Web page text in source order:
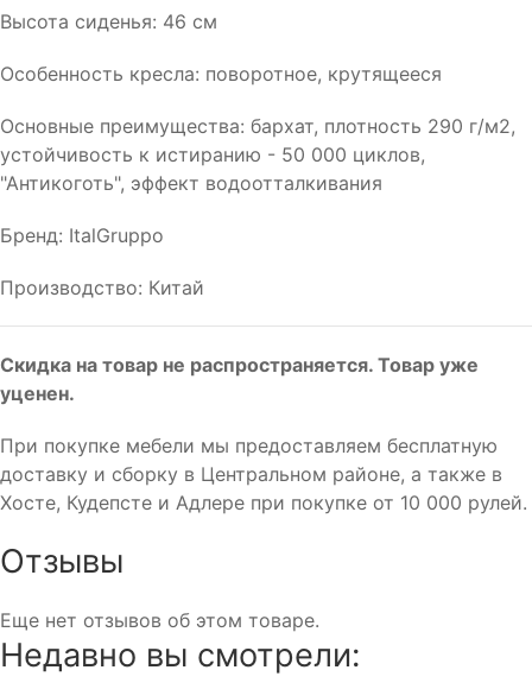
Высота сиденья: 46 см
Особенность кресла: поворотное, крутящееся
Основные преимущества: бархат, плотность 290 г/м2,
устойчивость к истиранию - 50 000 циклов,
"Антикоготь", эффект водоотталкивания
Бренд: ItalGruppo
Производство: Китай
Скидка на товар не распространяется. Товар уже
уценен.
При покупке мебели мы предоставляем бесплатную
доставку и сборку в Центральном районе, а также в
Хосте, Кудепсте и Адлере при покупке от 10 000 рулей.
Отзывы
Еще нет отзывов об этом товаре.
Недавно вы смотрели: